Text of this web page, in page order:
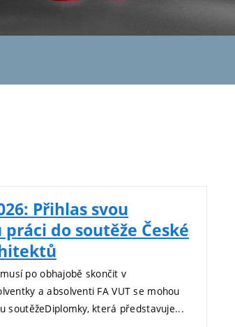
Přihlas svou
do soutěže České
po obhajobě skončit v
a absolventi FA VUT se mohou
soutěžeDiplomky, která představuje...